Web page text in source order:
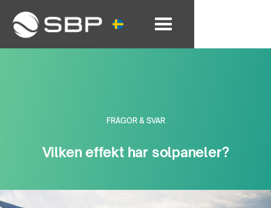
FRÅGOR & SVAR
Vilken effekt har solpaneler?